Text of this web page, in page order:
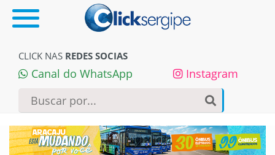
CLICK NAS REDES SOCIAS
Canal do WhatsApp Instagram